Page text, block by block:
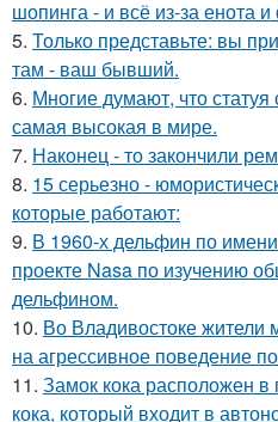
шопинга - и всё из-за енота
5. Только представьте: вы
там - ваш бывший.
6. Многие думают, что
самая высокая в мире.
7. Наконец - то закончили
8. 15 серьезно -
которые работают:
9. В 1960-х дельфин по
проекте Nasa по изучению
дельфином.
10. Во Владивостоке жители
на агрессивное поведение
11. Замок кока расположен в
кока, который входит в